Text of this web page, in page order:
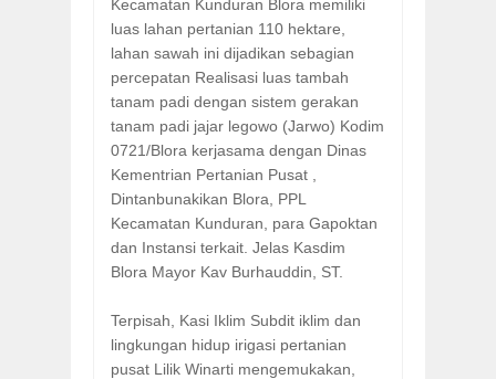
Kecamatan Kunduran Blora memiliki
luas lahan pertanian 110 hektare,
lahan sawah ini dijadikan sebagian
percepatan Realisasi luas tambah
tanam padi dengan sistem gerakan
tanam padi jajar legowo (Jarwo) Kodim
0721/Blora kerjasama dengan Dinas
Kementrian Pertanian Pusat ,
Dintanbunakikan Blora, PPL
Kecamatan Kunduran, para Gapoktan
dan Instansi terkait. Jelas Kasdim
Blora Mayor Kav Burhauddin, ST.
Terpisah, Kasi Iklim Subdit iklim dan
lingkungan hidup irigasi pertanian
pusat Lilik Winarti mengemukakan,